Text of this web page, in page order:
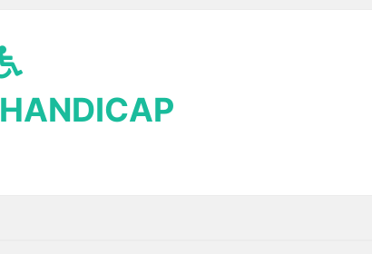
HANDICAP